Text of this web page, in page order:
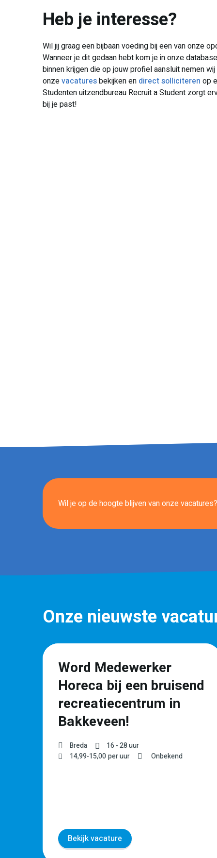
​Heb je interesse?
Wil jij graag een bijbaan voeding bij een van onze
Wanneer je dit gedaan hebt kom je in onze
binnen krijgen die op jouw profiel aansluit nemen
onzevacaturesbekijken en direct solliciteren op
Studenten uitzendbureau Recruit a Student zorgt
bij je past!
Wil je op de hoogte blijven van onze
Onze nieuwste
Word Medewerker
Horeca bij een bruisend
recreatiecentrum in
Bakkeveen!
Breda
16 - 28 uur
14,99-15,00per uur Onbekend
Bekijk vacature